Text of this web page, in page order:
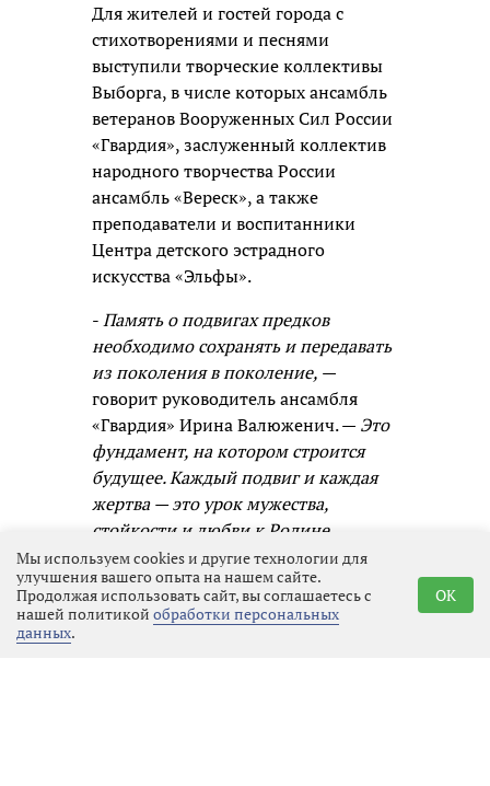
Для жителей и гостей города с
стихотворениями и песнями
выступили творческие коллективы
Выборга, в числе которых ансамбль
ветеранов Вооруженных Сил России
«Гвардия», заслуженный коллектив
народного творчества России
ансамбль «Вереск», а также
преподаватели и воспитанники
Центра детского эстрадного
искусства «Эльфы».
-Память о подвигах предков
необходимо сохранять и передавать
из поколения в поколение, —
говорит руководитель ансамбля
«Гвардия» Ирина Валюженич. — Это
фундамент, на котором строится
будущее. Каждый подвиг и каждая
жертва — это урок мужества,
стойкости и любви к Родине,
который нельзя забывать. Передавая
эти истории детям, внукам мы
воспитываем в них чувство
Мы используем cookies и другие технологии для
улучшения вашего опыта на нашем сайте.
Продолжая использовать сайт, вы соглашаетесь с
нашей политикой обработки персональных
данных.
OK